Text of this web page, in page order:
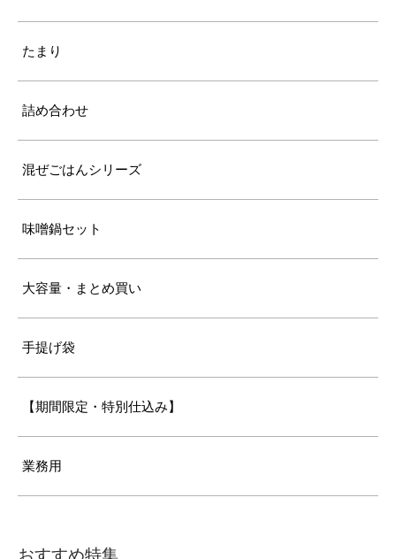
たまり
詰め合わせ
混ぜごはんシリーズ
味噌鍋セット
大容量・まとめ買い
手提げ袋
【期間限定・特別仕込み】
業務用
おすすめ特集